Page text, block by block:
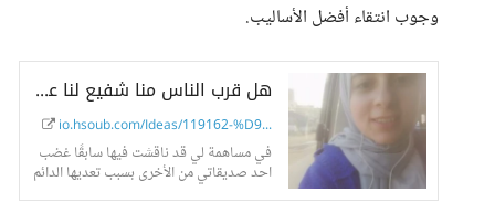
وجوب انتقاء أفضل الأساليب.
هل قرب الناس منا شفيع لنا على عدم انتقاء أسلوبنا وألفاظنا في الحديث؟ - حسوب I/O
io.hsoub.com/Ideas/119162-%D9...
في مساهمة لي قد ناقشت فيها سابقًا غضب
احد صديقاتي من الأخرى بسبب تعديها الدائم
على